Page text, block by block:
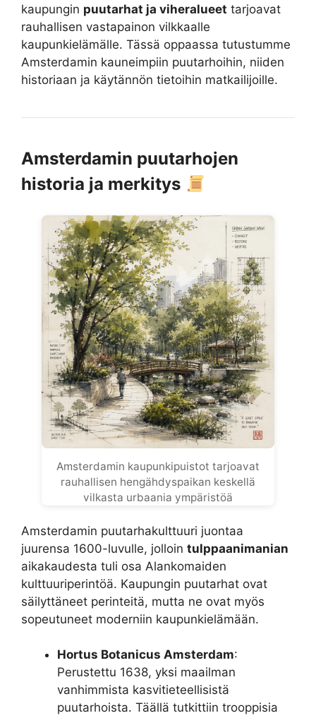
kaupungin puutarhat ja viheralueet tarjoavat
rauhallisen vastapainon vilkkaalle
kaupunkielämälle. Tässä oppaassa tutustumme
Amsterdamin kauneimpiin puutarhoihin, niiden
historiaan ja käytännön tietoihin matkailijoille.
Amsterdamin puutarhojen
historia ja merkitys
Amsterdamin kaupunkipuistot tarjoavat
rauhallisen hengähdyspaikan keskellä
vilkasta urbaania ympäristöä
Amsterdamin puutarhakulttuuri juontaa
juurensa 1600-luvulle, jolloin tulppaanimanian
aikakaudesta tuli osa Alankomaiden
kulttuuriperintöä. Kaupungin puutarhat ovat
säilyttäneet perinteitä, mutta ne ovat myös
sopeutuneet moderniin kaupunkielämään.
Hortus Botanicus Amsterdam:
Perustettu 1638, yksi maailman
vanhimmista kasvitieteellisistä
puutarhoista. Täällä tutkittiin trooppisia